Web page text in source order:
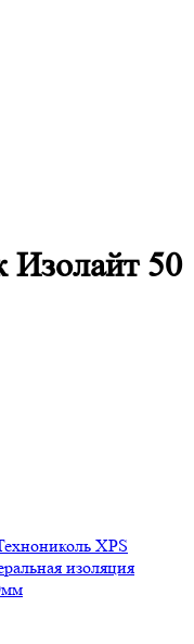
Изолайт 50
ХРS
изоляция